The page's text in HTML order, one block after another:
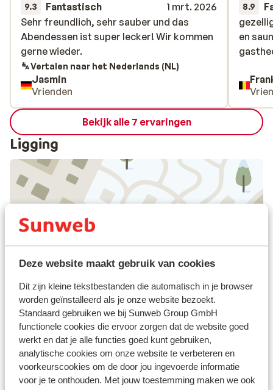
Deze website maakt gebruik van cookies
Dit zijn kleine tekstbestanden die automatisch in je browser
worden geïnstalleerd als je onze website bezoekt.
Standaard gebruiken we bij Sunweb Group GmbH
functionele cookies die ervoor zorgen dat de website goed
werkt en dat je alle functies goed kunt gebruiken,
analytische cookies om onze website te verbeteren en
voorkeurscookies om de door jou ingevoerde informatie
voor je te onthouden. Met jouw toestemming maken we ook
9.3 Fantastisch
1 mrt. 2026
Sehr freundlich, sehr sauber und das
Abendessen ist super lecker! Wir kommen
gerne wieder.
Sehr freundlich, sehr sauber und das
Abendessen ist super lecker! Wir kommen
gerne wieder.
Vertalen naar het Nederlands (NL)
Jasmin
Vrienden
8.9
en
en
Bekijk alle 7 ervaringen
Ligging
Afstanden
In het centrum
Luchthaven: 80 km
Treinstation: 500 m
Pinautomaat: 100 m
Skipiste: 3 km
Skibushalte: 300 m